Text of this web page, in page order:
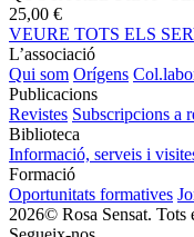
25,00 €
VEURE TOTS ELS
L’associació
Qui som Orígens
Publicacions
Revistes Subscripcions a
Biblioteca
Informació, serveis i
Formació
Oportunitats formatives
2026© Rosa Sensat. Tots